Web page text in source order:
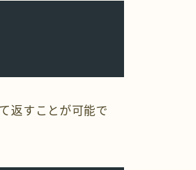
返すことが可能で